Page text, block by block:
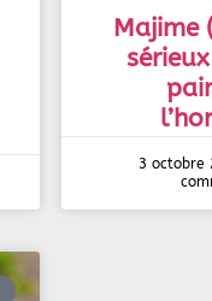
Majime
3 octobre